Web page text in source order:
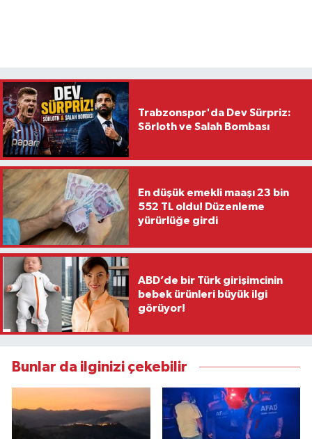
Trabzonspor'da Dev Sürpriz:
Sörloth ve Salah Bombası
En düşük emekli maaşı 23 bin
552 TL oldu! Düzenleme
yürürlüğe girdi
ABD’de bir Türk girişimcinin
bebek ürünleri büyük ilgi
görüyor!
Bunlar da ilginizi çekebilir